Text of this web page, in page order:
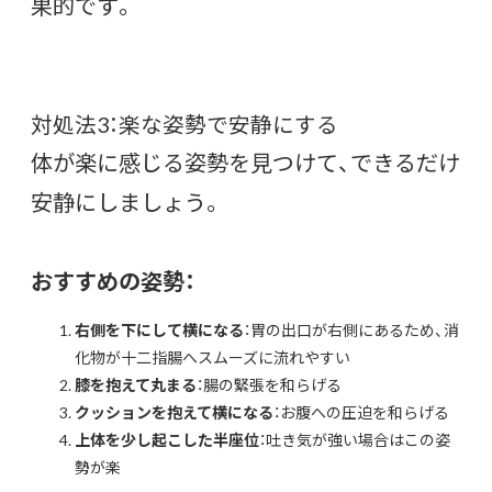
対処法3：楽な姿勢で安静にする
体が楽に感じる姿勢を見つけて、できるだけ
安静にしましょう。
おすすめの姿勢：
右側を下にして横になる：胃の出口が右側にあるため、消
化物が十二指腸へスムーズに流れやすい
膝を抱えて丸まる：腸の緊張を和らげる
クッションを抱えて横になる：お腹への圧迫を和らげる
上体を少し起こした半座位：吐き気が強い場合はこの姿
勢が楽